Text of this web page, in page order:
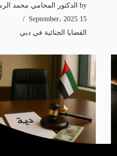
by الدكتور المحامي محمد
15 September، 2025
القضايا الجنائية في دبي